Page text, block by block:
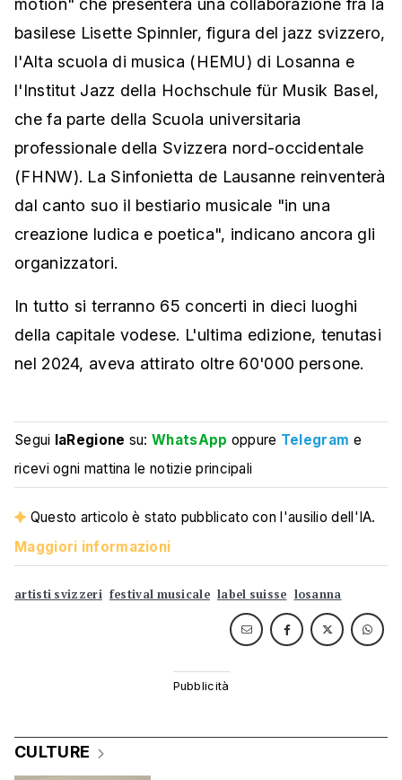
motion" che presenterà una collaborazione fra la
basilese Lisette Spinnler, figura del jazz svizzero,
l'Alta scuola di musica (HEMU) di Losanna e
l'Institut Jazz della Hochschule für Musik Basel,
che fa parte della Scuola universitaria
professionale della Svizzera nord-occidentale
(FHNW). La Sinfonietta de Lausanne reinventerà
dal canto suo il bestiario musicale "in una
creazione ludica e poetica", indicano ancora gli
organizzatori.
In tutto si terranno 65 concerti in dieci luoghi
della capitale vodese. L'ultima edizione, tenutasi
nel 2024, aveva attirato oltre 60'000 persone.
Segui laRegione su:WhatsApp oppure Telegram e
ricevi ogni mattina le notizie principali
Questo articolo è stato pubblicato con l'ausilio dell'IA.
Maggiori informazioni
artisti svizzeri festival musicale label suisse losanna
CULTURE